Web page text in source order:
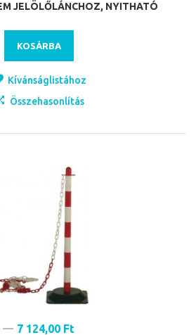
JELÖLŐLÁNCHOZ, NYITHATÓ
KOSÁRBA
Kívánságlistához
Összehasonlítás
7 124,00 Ft